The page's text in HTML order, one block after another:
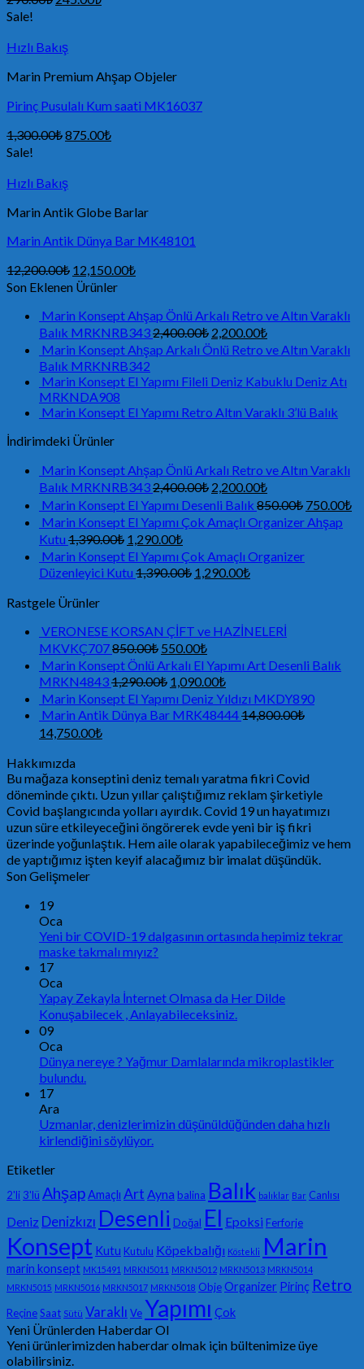
Sale!
Hızlı Bakış
Marin Premium Ahşap Objeler
Pirinç Pusulalı Kum saati MK16037
1,300.00₺875.00₺
Sale!
Hızlı Bakış
Marin Antik Globe Barlar
Marin Antik Dünya Bar MK48101
12,200.00₺ 12,150.00₺
Son Eklenen Ürünler
Marin Konsept Ahşap Önlü Arkalı Retro ve Altın Varaklı
Balık MRKNRB3432,400.00₺ 2,200.00₺
Marin Konsept Ahşap Arkalı Önlü Retro ve Altın Varaklı
Balık MRKNRB342
Marin Konsept El Yapımı Fileli Deniz Kabuklu Deniz Atı
MRKNDA908
Marin Konsept El Yapımı Retro Altın Varaklı 3’lü Balık
İndirimdeki Ürünler
Marin Konsept Ahşap Önlü Arkalı Retro ve Altın Varaklı
Balık MRKNRB3432,400.00₺ 2,200.00₺
Marin Konsept El Yapımı Desenli Balık 850.00₺ 750.00₺
Marin Konsept El Yapımı Çok Amaçlı Organizer Ahşap
Kutu 1,390.00₺ 1,290.00₺
Marin Konsept El Yapımı Çok Amaçlı Organizer
Düzenleyici Kutu 1,390.00₺ 1,290.00₺
Rastgele Ürünler
VERONESE KORSAN ÇİFT ve HAZİNELERİ
MKVKÇ707850.00₺ 550.00₺
Marin Konsept Önlü Arkalı El Yapımı Art Desenli Balık
MRKN48431,290.00₺ 1,090.00₺
Marin Konsept El Yapımı Deniz Yıldızı MKDY890
Marin Antik Dünya Bar MRK4844414,800.00₺
14,750.00₺
Hakkımızda
Bu mağaza konseptini deniz temalı yaratma fikri Covid
döneminde çıktı. Uzun yıllar çalıştığımız reklam şirketiyle
Covid başlangıcında yolları ayırdık. Covid 19 un hayatımızı
uzun süre etkileyeceğini öngörerek evde yeni bir iş fikri
üzerinde yoğunlaştık. Hem aile olarak yapabileceğimiz ve hem
de yaptığımız işten keyif alacağımız bir imalat düşündük.
Son Gelişmeler
19
Oca
Yeni bir COVID-19 dalgasının ortasında hepimiz tekrar
maske takmalı mıyız?
17
Oca
Yapay Zekayla İnternet Olmasa da Her Dilde
Konuşabilecek , Anlayabileceksiniz.
09
Oca
Dünya nereye ? Yağmur Damlalarında mikroplastikler
bulundu.
17
Ara
Uzmanlar, denizlerimizin düşünüldüğünden daha hızlı
kirlendiğini söylüyor.
Etiketler
2'li 3'lü AhşapAmaçlı Art Ayna balina Balık balıklar Bar Canlısı
Deniz Denizkızı Desenli Doğal El Epoksi Ferforje
Konsept Kutu Kutulu Köpekbalığı Köstekli Marin
marin konsept MK15491 MRKN5011 MRKN5012 MRKN5013 MRKN5014
MRKN5015 MRKN5016 MRKN5017 MRKN5018 ObjeOrganizer Pirinç Retro
ReçineSaat Sütü Varaklı Ve Yapımı Çok
Yeni Ürünlerden Haberdar Ol
Yeni ürünlerimizden haberdar olmak için bültenimize üye
olabilirsiniz.